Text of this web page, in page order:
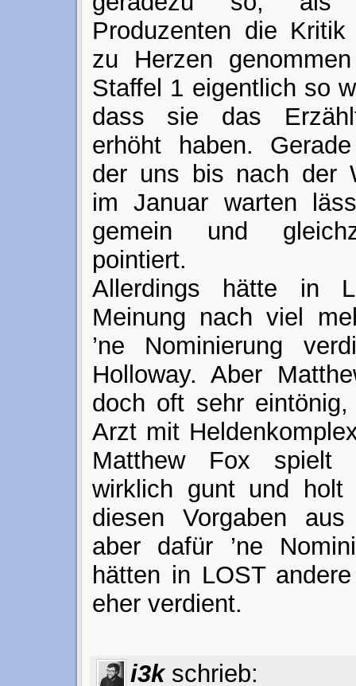
Produzenten die
zu Herzen
Staffel 1 eigentlich so
dass sie das
erhöht haben.
der uns bis nach der
im Januar warten
gemein und
pointiert.
Allerdings hätte in
Meinung nach viel
’ne Nominierung
Holloway. Aber
doch oft sehr
Arzt mit
Matthew Fox spielt
wirklich gunt und holt
diesen Vorgaben
aber dafür ’ne
hätten in LOST
eher verdient.
i3k schrieb: